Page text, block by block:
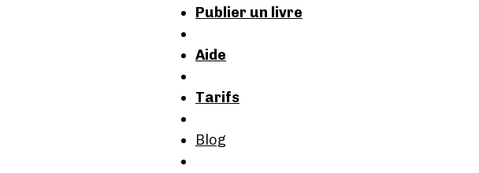
Publier un livre
Aide
Tarifs
Blog